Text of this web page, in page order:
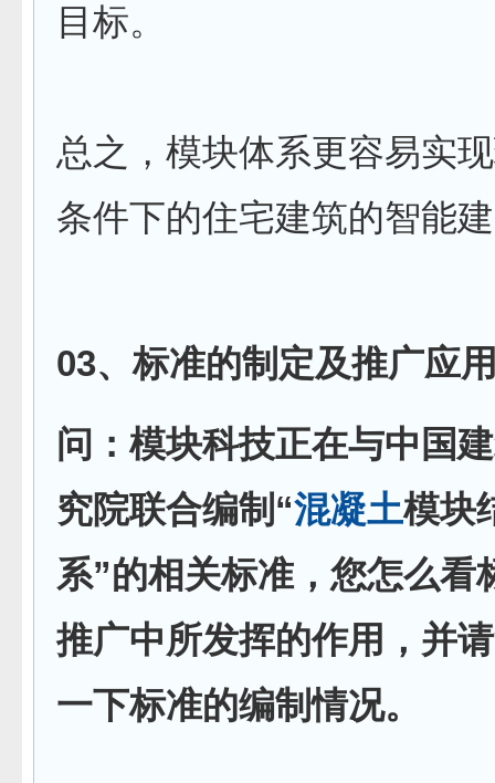
目标。
总之，模块体系更容易实
条件下的住宅建筑的智能
03、标准的制定及推广应
问：模块科技正在与中国
究院联合编制“混凝土模块
系”的相关标准，您怎么看
推广中所发挥的作用，并
一下标准的编制情况。